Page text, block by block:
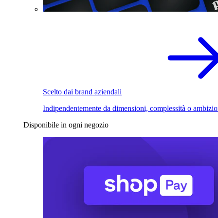
Scelto dai brand aziendali
Indipendentemente da dimensioni, complessità o
Disponibile in ogni negozio